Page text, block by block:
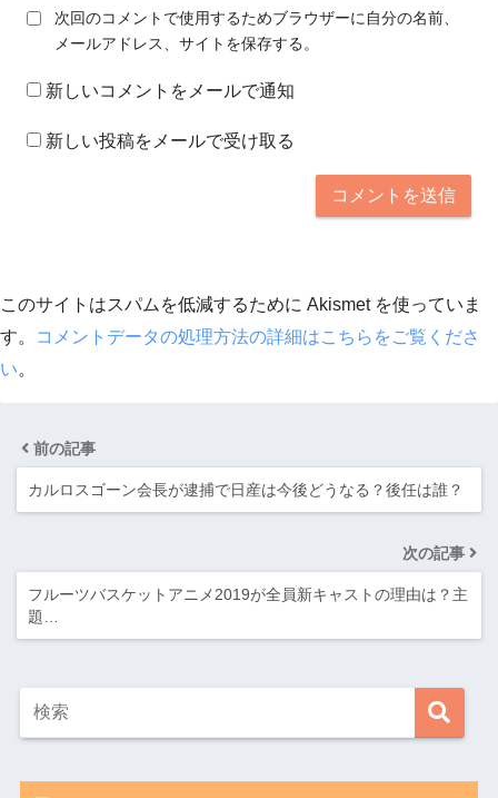
次回のコメントで使用するためブラウザーに自分の名前、
メールアドレス、サイトを保存する。
新しいコメントをメールで通知
新しい投稿をメールで受け取る
このサイトはスパムを低減するために Akismet を使っていま
す。
コメントデータの処理方法の詳細はこちらをご覧くださ
い。
前の記事
カルロスゴーン会長が逮捕で日産は今後どうなる？後任は誰？
次の記事
フルーツバスケットアニメ2019が全員新キャストの理由は？主
題…